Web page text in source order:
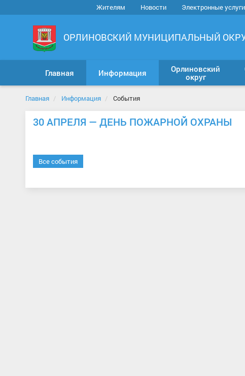
Жителям Новости Электронные услуги
ОРЛИНОВСКИЙ МУНИЦИПАЛЬНЫЙ
Главная Информация
Орлиновский
округ
Главная Информация События
30 АПРЕЛЯ — ДЕНЬ ПОЖАРНОЙ ОХРАНЫ
Все события